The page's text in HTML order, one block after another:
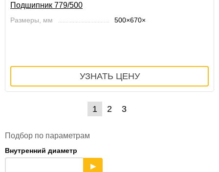
Подшипник 779/500
Размеры, мм 500×670×
1 2 3
Подбор по параметрам
Внутренний диаметр
▶